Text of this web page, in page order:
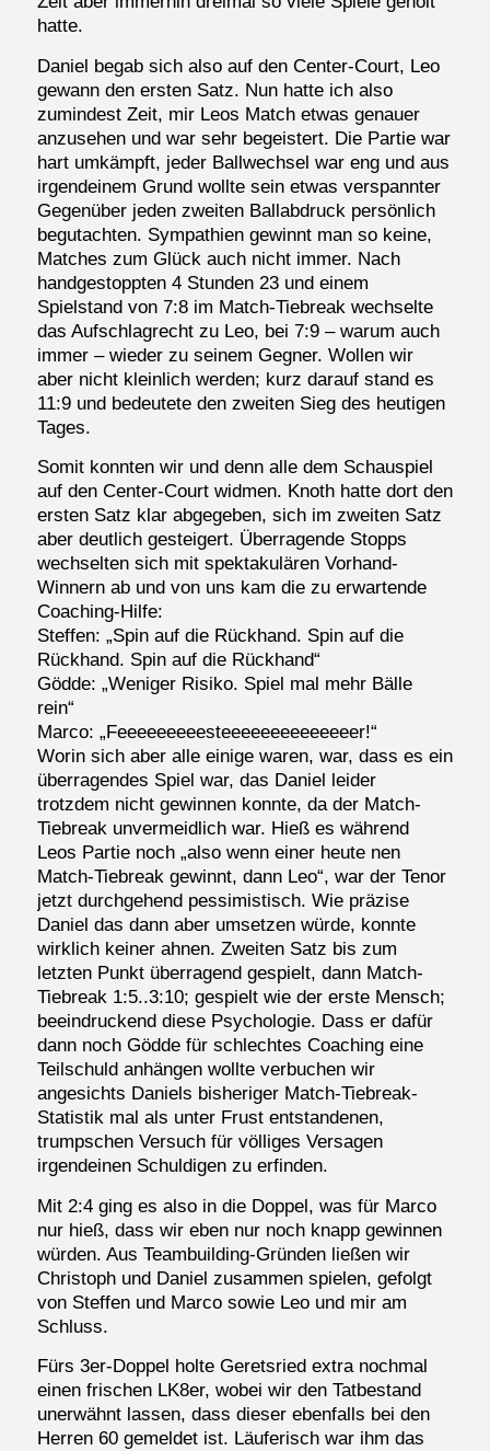
hatte.
Daniel begab sich also auf den Center-Court, Leo
gewann den ersten Satz. Nun hatte ich also
zumindest Zeit, mir Leos Match etwas genauer
anzusehen und war sehr begeistert. Die Partie war
hart umkämpft, jeder Ballwechsel war eng und aus
irgendeinem Grund wollte sein etwas verspannter
Gegenüber jeden zweiten Ballabdruck persönlich
begutachten. Sympathien gewinnt man so keine,
Matches zum Glück auch nicht immer. Nach
handgestoppten 4 Stunden 23 und einem
Spielstand von 7:8 im Match-Tiebreak wechselte
das Aufschlagrecht zu Leo, bei 7:9 – warum auch
immer – wieder zu seinem Gegner. Wollen wir
aber nicht kleinlich werden; kurz darauf stand es
11:9 und bedeutete den zweiten Sieg des heutigen
Tages.
Somit konnten wir und denn alle dem Schauspiel
auf den Center-Court widmen. Knoth hatte dort den
ersten Satz klar abgegeben, sich im zweiten Satz
aber deutlich gesteigert. Überragende Stopps
wechselten sich mit spektakulären Vorhand-
Winnern ab und von uns kam die zu erwartende
Coaching-Hilfe:
Steffen: „Spin auf die Rückhand. Spin auf die
Rückhand. Spin auf die Rückhand“
Gödde: „Weniger Risiko. Spiel mal mehr Bälle
rein“
Marco: „Feeeeeeeeesteeeeeeeeeeeeeer!“
Worin sich aber alle einige waren, war, dass es ein
überragendes Spiel war, das Daniel leider
trotzdem nicht gewinnen konnte, da der Match-
Tiebreak unvermeidlich war. Hieß es während
Leos Partie noch „also wenn einer heute nen
Match-Tiebreak gewinnt, dann Leo“, war der Tenor
jetzt durchgehend pessimistisch. Wie präzise
Daniel das dann aber umsetzen würde, konnte
wirklich keiner ahnen. Zweiten Satz bis zum
letzten Punkt überragend gespielt, dann Match-
Tiebreak 1:5..3:10; gespielt wie der erste Mensch;
beeindruckend diese Psychologie. Dass er dafür
dann noch Gödde für schlechtes Coaching eine
Teilschuld anhängen wollte verbuchen wir
angesichts Daniels bisheriger Match-Tiebreak-
Statistik mal als unter Frust entstandenen,
trumpschen Versuch für völliges Versagen
irgendeinen Schuldigen zu erfinden.
Mit 2:4 ging es also in die Doppel, was für Marco
nur hieß, dass wir eben nur noch knapp gewinnen
würden. Aus Teambuilding-Gründen ließen wir
Christoph und Daniel zusammen spielen, gefolgt
von Steffen und Marco sowie Leo und mir am
Schluss.
Fürs 3er-Doppel holte Geretsried extra nochmal
einen frischen LK8er, wobei wir den Tatbestand
unerwähnt lassen, dass dieser ebenfalls bei den
Herren 60 gemeldet ist. Läuferisch war ihm das